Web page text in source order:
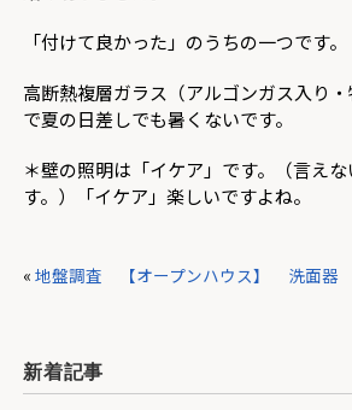
「付けて良かった」のうちの一つです。
高断熱複層ガラス（アルゴンガス入り
で夏の日差しでも暑くないです。
＊壁の照明は「イケア」です。（言え
す。）「イケア」楽しいですよね。
« 地盤調査 【オープンハウス】 洗面器
新着記事